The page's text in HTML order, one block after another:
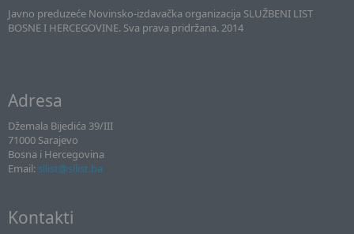
Javno preduzeće Novinsko-izdavačka organizacija SLUŽBENI LIST
BOSNE I HERCEGOVINE. Sva prava pridržana. 2014
Adresa
Džemala Bijedića 39/III
71000 Sarajevo
Bosna i Hercegovina
Email: sllist@sllist.ba
Kontakti